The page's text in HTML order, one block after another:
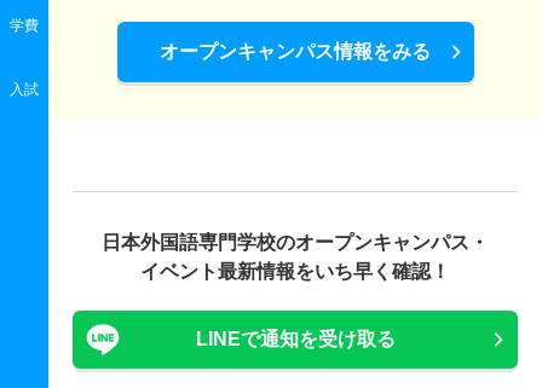
学費
入試
オープンキャンパス情報をみる
日本外国語専門学校のオープンキャンパス・
イベント最新情報をいち早く確認！
LINEで通知を受け取る